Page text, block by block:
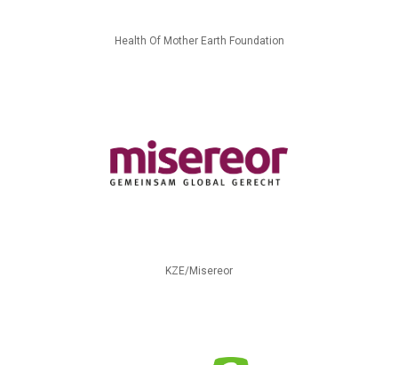
Health Of Mother Earth Foundation
KZE/Misereor